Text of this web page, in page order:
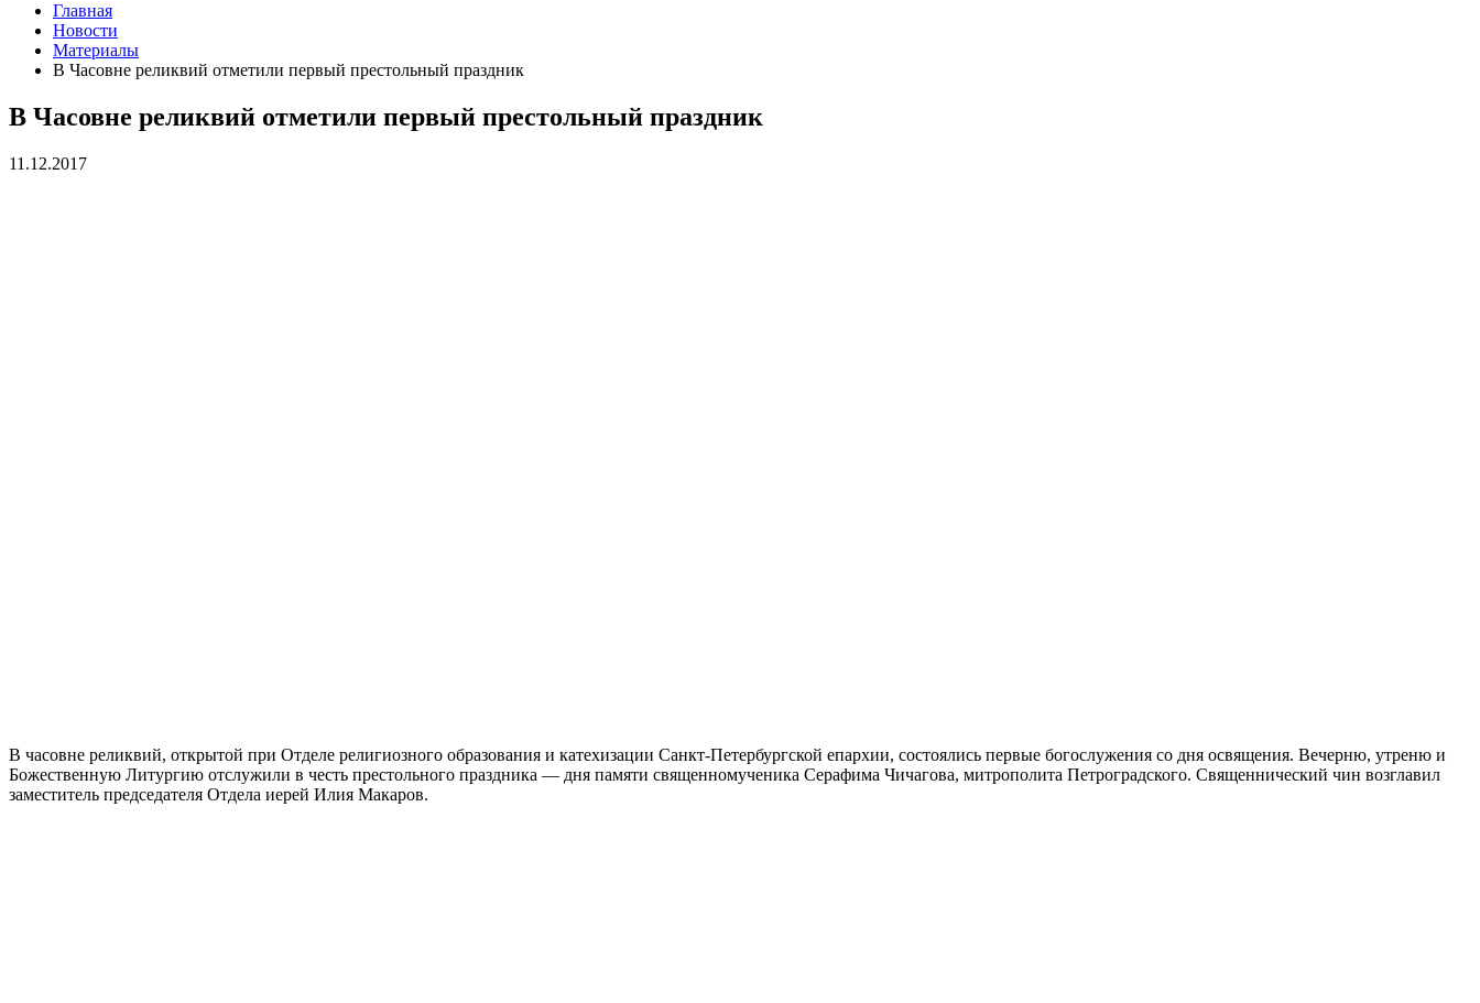
Главная
Новости
Материалы
В Часовне реликвий отметили первый престольный праздник
В Часовне реликвий отметили первый престольный праздник
11.12.2017
В часовне реликвий, открытой при Отделе религиозного образования и катехизации Санкт-Петербургской епархии, состоялись первые богослужения со дня освящения. Вечерню, утреню и
Божественную Литургию отслужили в честь престольного праздника — дня памяти священномученика Серафима Чичагова, митрополита Петроградского. Священнический чин возглавил
заместитель председателя Отдела иерей Илия Макаров.